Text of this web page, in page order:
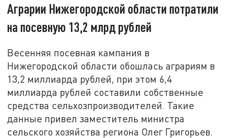
Аграрии Нижегородской области потратили
на посевную 13,2 млрд рублей
Весенняя посевная кампания в
Нижегородской области обошлась аграриям в
13,2 миллиарда рублей, при этом 6,4
миллиарда рублей составили собственные
средства сельхозпроизводителей. Такие
данные привел заместитель министра
сельского хозяйства региона Олег Григорьев.